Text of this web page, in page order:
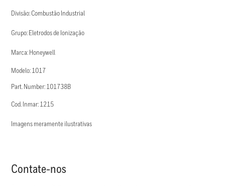
Divisão: Combustão Industrial
Grupo: Eletrodos de Ionização
Marca: Honeywell
Modelo: 1017
Part. Number: 101738B
Cod. Inmar: 1215
Imagens meramente ilustrativas
Contate-nos